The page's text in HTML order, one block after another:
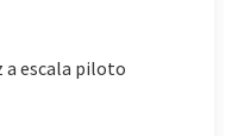
a escala piloto